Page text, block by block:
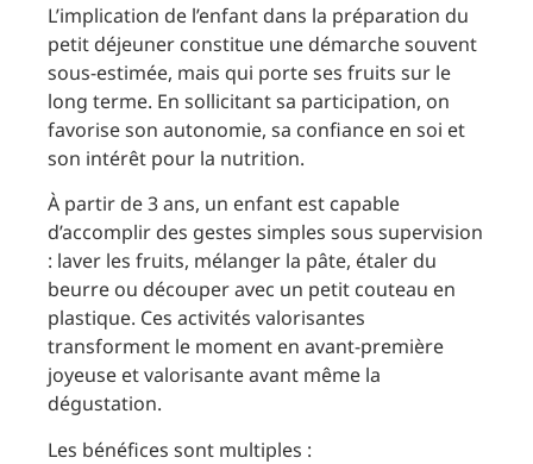
L’implication de l’enfant dans la préparation du
petit déjeuner constitue une démarche souvent
sous-estimée, mais qui porte ses fruits sur le
long terme. En sollicitant sa participation, on
favorise son autonomie, sa confiance en soi et
son intérêt pour la nutrition.
À partir de 3 ans, un enfant est capable
d’accomplir des gestes simples sous supervision
: laver les fruits, mélanger la pâte, étaler du
beurre ou découper avec un petit couteau en
plastique. Ces activités valorisantes
transforment le moment en avant-première
joyeuse et valorisante avant même la
dégustation.
Les bénéfices sont multiples :